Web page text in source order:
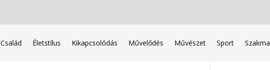
Család Életstílus Kikapcsolódás Művelődés Művészet Sport Szakma